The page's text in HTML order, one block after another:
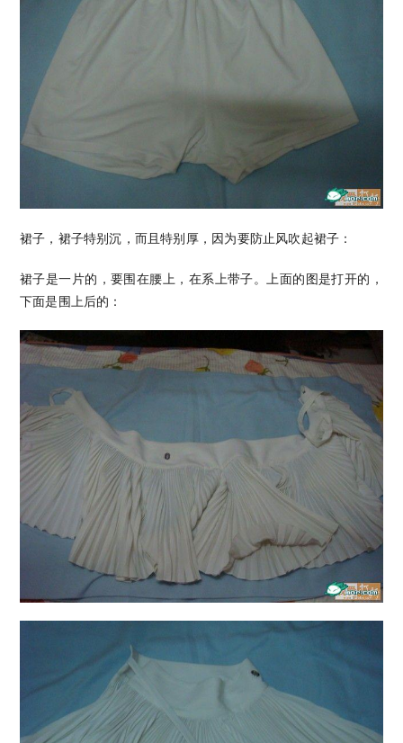
裙子，裙子特别沉，而且特别厚，因为要防止风吹起裙子：
裙子是一片的，要围在腰上，在系上带子。上面的图是打开的，
下面是围上后的：